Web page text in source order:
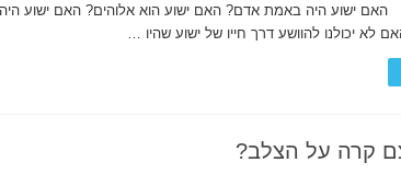
ויקרא יז’ 11. האם ישוע היה באמת אדם? האם ישוע הוא אלוהים? האם
לא יכולנו להוושע דרך חייו של ישוע שהיו …
קרה על הצלב?